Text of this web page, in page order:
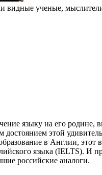
видные ученые,
языку на его
достоянием этой
в Англии, этот
языка (IELTS). И
российские аналоги.